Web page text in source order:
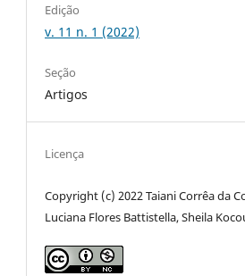
Edição
v. 11 n. 1 (2022)
Seção
Artigos
Licença
Copyright (c) 2022 Taiani Corrêa da
Luciana Flores Battistella, Sheila